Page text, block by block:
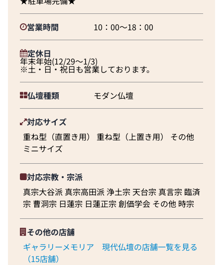
営業時間 10：00～18：00
定休日
年末年始(12/29～1/3)
※土・日・祝日も営業しております。
仏壇種類 モダン仏壇
対応サイズ
重ね型（直置き用） 重ね型（上置き用） その他
ミニサイズ
対応宗教・宗派
真宗大谷派 真宗高田派 浄土宗 天台宗 真言宗 臨済
宗 曹洞宗 日蓮宗 日蓮正宗 創価学会 その他 時宗
その他の店舗
ギャラリーメモリア 現代仏壇の店舗一覧を見る
（15店舗）